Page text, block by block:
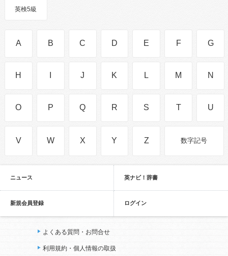
英検5級
A B C D E F G
H J K L M N
O P Q R S T U
V W X Y Z 数字記号
ニュース 英ナビ！辞書
新規会員登録 ログイン
よくある質問・お問合せ
利用規約・個人情報の取扱